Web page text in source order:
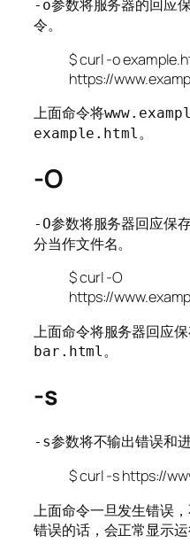
-o参数将服务器的回应
令。
$ curl -o
https://
上面命令将
example.html。
-O
-O参数将服务器回应保
分当作文件名。
$ curl -O
https://
上面命令将服务器回应
bar.html 。
-s
-s参数将不输出错误和进
$ curl -s https://
上面命令一旦发生错误
错误的话，会正常显示运